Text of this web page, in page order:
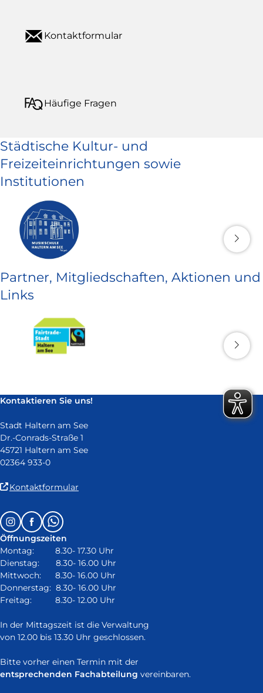
Kontaktformular
Häufige Fragen
Städtische Kultur- und
Freizeiteinrichtungen sowie
Institutionen
Partner, Mitgliedschaften, Aktionen und
Links
Kontaktieren Sie uns!
Stadt Haltern am See
Dr.-Conrads-Straße 1
45721 Haltern am See
02364 933-0
Kontaktformular
in
neuem
Fenster)
Follow
us
on:
InstagramFacebookWhatsapp
Öffnungszeiten
Montag: 8.30- 17.30 Uhr
Dienstag: 8.30- 16.00 Uhr
Mittwoch: 8.30- 16.00 Uhr
Donnerstag: 8.30- 16.00 Uhr
Freitag: 8.30- 12.00 Uhr
In der Mittagszeit ist die Verwaltung
von 12.00 bis 13.30 Uhr geschlossen.
Bitte vorher einen Termin mit der
entsprechenden Fachabteilung vereinbaren.